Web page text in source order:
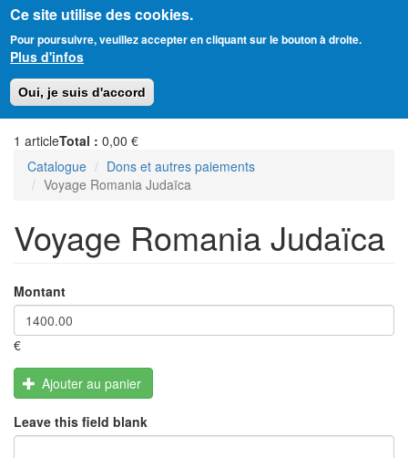
Ce site utilise des cookies.
Pour poursuivre, veuillez accepter en cliquant sur le bouton à droite.
Plus d'infos
Oui, je suis d'accord
au
contenu
principal
Amitié Judéo-Chrétienne de France
1 articleTotal : 0,00 €
Catalogue
Dons et autres paiements
Voyage Romania Judaïca
Voyage Romania Judaïca
Montant
€
Ajouter au panier
Leave this field blank